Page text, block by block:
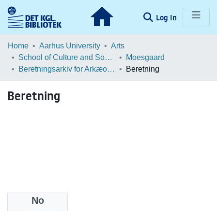
Log In (current)
Communities & Collections
Home Aarhus University
Arts
School of Culture and Society
Moesgaard
Beretningsarkiv for Arkæologiske Undersøgelser
Beretning
Beretning
No